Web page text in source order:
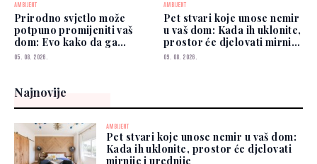
AMBIJENT
Prirodno svjetlo može
potpuno promijeniti vaš
dom: Evo kako da ga
iskoristite
05. 08. 2026.
AMBIJENT
Pet stvari koje unose nemir
u vaš dom: Kada ih uklonite,
prostor će djelovati mirnije
i urednije
09. 08. 2026.
Najnovije
AMBIJENT
Pet stvari koje unose nemir u vaš dom:
Kada ih uklonite, prostor će djelovati
mirnije i urednije